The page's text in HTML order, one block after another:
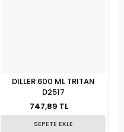
DILLER 600 ML TRITAN
D2517
747,89 TL
SEPETE EKLE